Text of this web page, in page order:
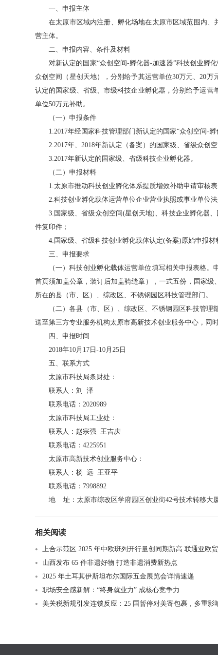
一、申报主体
在太原市区域内注册、孵化场地在太原市区域范围内
营主体。
二、申报内容、条件及材料
对新认定的国家“众创空间-孵化器-加速器”科技创业孵
众创空间（星创天地），分别给予其运营单位30万元、20
认定的国家级、省级、市级科技企业孵化器，分别给予运营
单位50万元补助。
（一）申报条件
1.2017年经国家科技管理部门新认定的国家“众创空间-
2.2017年、2018年新认定（备案）的国家级、省级众创
3.2017年新认定的国家级、省级科技企业孵化器。
（二）申报材料
1.太原市推动科技创业孵化体系提质增效补助申请审核
2.科技创业孵化载体运营单位企业营业执照或事业单位
3.国家级、省级众创空间(星创天地)、科技企业孵化器
件复印件；
4.国家级、省级科技创业孵化载体认定(备案)原始申报材
三、申报要求
（一）科技创业孵化载体运营单位填写相关申报表格
首页须加盖公章，装订后加盖骑缝章），一式五份，国家
所在的县（市、区）、综改区、不锈钢园区科技管理部门。
（二）各县（市、区）、综改区、不锈钢园区科技管
送至第三方专业服务机构太原市高新技术创业服务中心，同
四、申报时间
2018年10月17日-10月25日
五、联系方式
太原市科技局条财处：
联系人：刘 泽
联系电话：2020989
太原市科技局工业处：
联系人：赵宗强 王吉庆
联系电话：4225951
太原市高新技术创业服务中心：
联系人：杨 远 王亚平
联系电话：7998892
地 址：太原市综改区学府园区创业街42号技术转移大
相关阅读
上合示范区 2025 年中欧班列开行量创同期新高 联通亚欧
山西发布 65 件非遗好物 打造非遗消费新热点​
2025 年土耳其伊斯坦布尔国际五金展览会详情速递
职场安全感新解：“终身就业力” 成核心竞争力
美关税新规引发连锁反应：25 国暂停对美寄包裹，多重影